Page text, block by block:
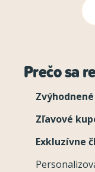
Prečo sa
Zľavové
Exkluzívne